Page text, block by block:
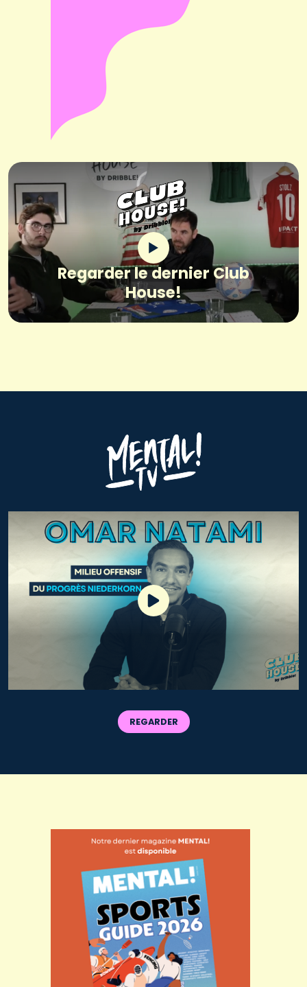
Regarder le dernier Club
House!
REGARDER